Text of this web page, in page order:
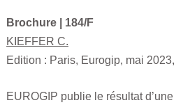
Brochure
| 184/F
KIEFFER C.
Edition : Paris, Eurogip, mai
EUROGIP publie le résultat